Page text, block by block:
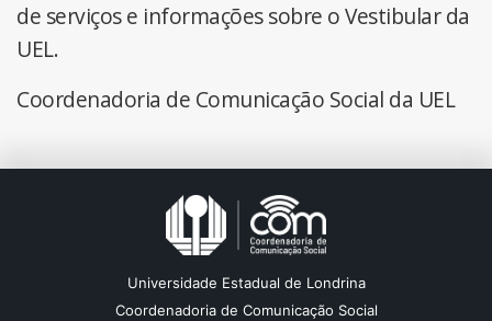
de serviços e informações sobre o Vestibular da
UEL.
Coordenadoria de Comunicação Social da UEL
Universidade Estadual de Londrina
Coordenadoria de Comunicação Social